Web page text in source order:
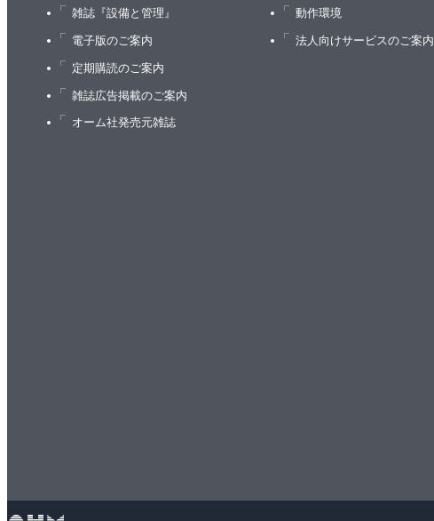
雑誌『設備と管理』
電子版のご案内
定期購読のご案内
雑誌広告掲載のご案内
オーム社発売元雑誌
動作環境
法人向けサービスのご案内